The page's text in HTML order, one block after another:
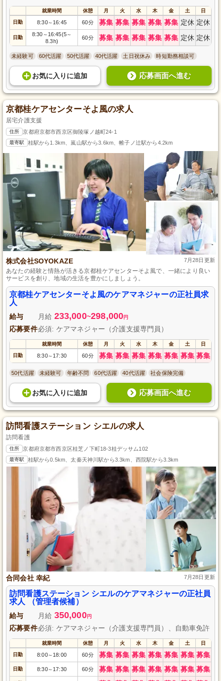
就業時間 休憩 月 火 水 木 金 土 日
日勤 8:30～ 16:45 60分 募集 募集 募集 募集 募集 定休 定休
日勤
8:30 ～ 16:45(5～
8.3h)
60分 募集 募集 募集 募集 募集 定休 定休
未経験可 60代活躍 50代活躍 40代活躍 土日祝休み 時短勤務相談可
お気に入り に追加 応募画面へ進む
京都桂ケアセンターそよ風の求人
居宅介護支援
住所 京都府京都市西京区御陵塚ノ越町24-1
最寄駅 桂駅から1.3km、嵐山駅から3.6km、帷子ノ辻駅から4.2km
株式会社SOYOKAZE 7月28日更新
あなたの経験と情熱が活きる京都桂ケアセンターそよ風で、一緒により良い
サービスを創り、地域の生活を豊かにしましょう。
京都桂ケアセンターそよ風のケアマネジャーの正社員求
人
給与 月給 233,000~298,000円
応募要件必須: ケアマネジャー（介護支援専門員）
就業時間 休憩 月 火 水 木 金 土 日
日勤 8:30～ 17:30 60分 募集 募集 募集 募集 募集 募集 募集
50代活躍 未経験可 年齢不問 60代活躍 40代活躍 社会保険完備
お気に入り に追加 応募画面へ進む
訪問看護ステーション シエルの求人
訪問看護
住所 京都府京都市西京区桂芝ノ下町18-3桂デッサム102
最寄駅 桂駅から0.5km、太秦天神川駅から3.3km、西院駅から3.3km
合同会社 幸紀 7月28日更新
訪問看護ステーション シエルのケアマネジャーの正社員
求人 （管理者候補）
給与 月給 350,000円
応募要件必須: ケアマネジャー（介護支援専門員）、自動車免許
就業時間 休憩 月 火 水 木 金 土 日
日勤 8:00～ 18:00 60分 募集 募集 募集 募集 募集 募集 募集
日勤 8:30～ 17:30 60分 募集 募集 募集 募集 募集 募集 募集